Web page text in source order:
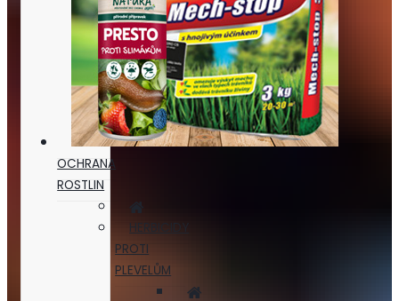
OCHRANA
ROSTLIN
HERBICIDY
PROTI
PLEVELŮM